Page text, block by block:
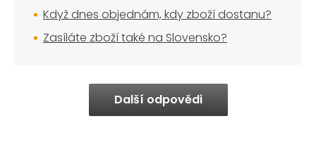
Když dnes objednám, kdy zboží dostanu?
Zasíláte zboží také na Slovensko?
Další odpovědi